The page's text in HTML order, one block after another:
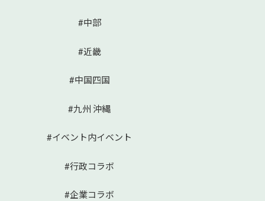
#中部
#近畿
#中国四国
#九州 沖縄
#イベント内イベント
#行政コラボ
#企業コラボ